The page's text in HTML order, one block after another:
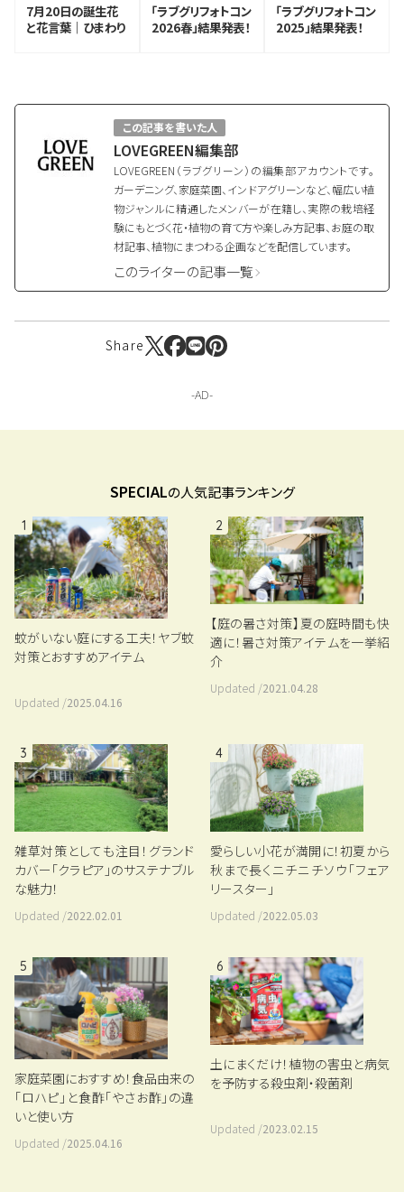
7月20日の誕生花
と花言葉｜ひまわり
「ラブグリフォトコン
2026春」結果発表！
「ラブグリフォトコン
2025」結果発表！
この記事を書いた人
LOVEGREEN編集部
LOVEGREEN（ラブグリーン）の編集部アカウントです。
ガーデニング、家庭菜園、インドアグリーンなど、幅広い植
物ジャンルに精通したメンバーが在籍し、実際の栽培経
験にもとづく花・植物の育て方や楽しみ方記事、お庭の取
材記事、植物にまつわる企画などを配信しています。
このライターの記事一覧
Share
SPECIALの人気記事ランキング
1
蚊がいない庭にする工夫！ヤブ蚊
対策とおすすめアイテム
Updated /2025.04.16
2
【庭の暑さ対策】夏の庭時間も快
適に！暑さ対策アイテムを一挙紹
介
Updated /2021.04.28
3
雑草対策としても注目！グランド
カバー「クラピア」のサステナブル
な魅力！
Updated /2022.02.01
4
愛らしい小花が満開に！初夏から
秋まで長くニチニチソウ「フェア
リースター」
Updated /2022.05.03
5
家庭菜園におすすめ！食品由来の
「ロハピ」と食酢「やさお酢」の違
いと使い方
Updated /2025.04.16
6
土にまくだけ！植物の害虫と病気
を予防する殺虫剤・殺菌剤
Updated /2023.02.15